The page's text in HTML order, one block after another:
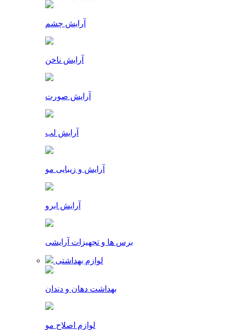
آرایش چشم
آرایش ناخن
آرایش صورت
آرایش لب
آرایش و زیبایی مو
آرایش ابرو
برس ها و تجهیزات آرایشی
لوازم بهداشتی
بهداشت دهان و دندان
لوازم اصلاح مو